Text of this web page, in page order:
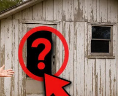
ಆದಾಗ್ಯೂ, ಶನಿಯ
ಸ್ವಲ್ಪ ಚಂಚಲವಾಗಿರಬಹುದು.
ಮೇಲೆ ಗಮನಹರಿಸಲು ನಿಮಗೆ